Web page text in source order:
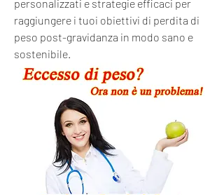
personalizzati e strategie efficaci per
raggiungere i tuoi obiettivi di perdita di
peso post-gravidanza in modo sano e
sostenibile.